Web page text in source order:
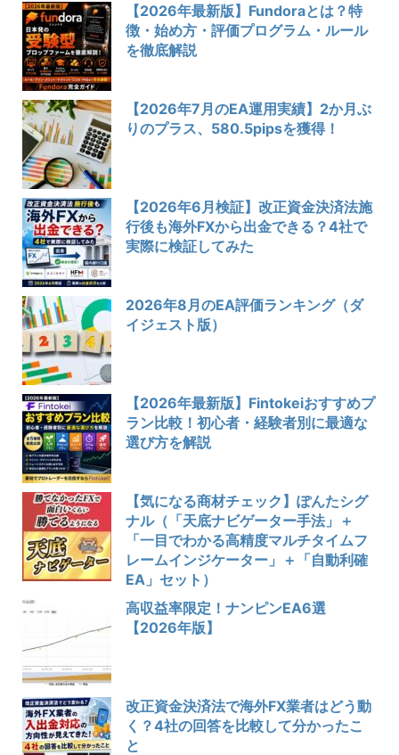
【2026年最新版】Fundoraとは？特
徴・始め方・評価プログラム・ルール
を徹底解説
【2026年7月のEA運用実績】2か月ぶ
りのプラス、580.5pipsを獲得！
【2026年6月検証】改正資金決済法施
行後も海外FXから出金できる？4社で
実際に検証してみた
2026年8月のEA評価ランキング（ダ
イジェスト版）
【2026年最新版】Fintokeiおすすめプ
ラン比較！初心者・経験者別に最適な
選び方を解説
【気になる商材チェック】ぽんたシグ
ナル（「天底ナビゲーター手法」＋
「一目でわかる高精度マルチタイムフ
レームインジケーター」＋「自動利確
EA」セット）
高収益率限定！ナンピンEA6選
【2026年版】
改正資金決済法で海外FX業者はどう動
く？4社の回答を比較して分かったこ
と